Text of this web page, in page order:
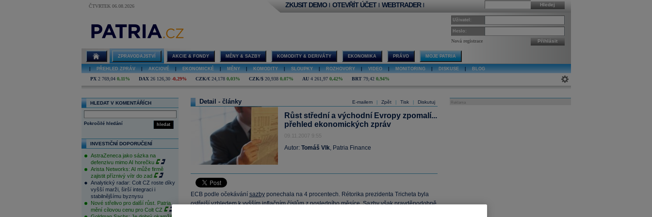
ČTVRTEK 06.08.2026 Hledej
ZKUSIT DEMO | OTEVŘÍT ÚČET | WEBTRADER |
Uživatel:
Heslo:
Nová registrace Přihlásit
ZPRAVODAJSTVÍ AKCIE & FONDY MĚNY & SAZBY KOMODITY & DERIVÁTY EKONOMIKA PRÁVO MOJE PATRIA
PŘEHLED ZPRÁV AKCIOVÉ EKONOMICKÉ MĚNY KOMODITY SLOUPKY ROZHOVORY VIDEO MONITORING DISKUSE BLOG
PX 2 769,04 0,11% DAX 26 126,30 -0,29% CZK/€ 24,178 0,03% CZK/$ 20,938 0,07% AU 4 261,97 0,42% BRT 79,42 0,94%
HLEDAT V KOMENTÁŘÍCH
hledat
Pokročilé hledání
INVESTIČNÍ DOPORUČENÍ
AstraZeneca jako sázka na
defenzivu mimo AI horečku
Arista Networks: AI může firmě
zajistit příznivý vítr do zad
Analytický radar: Colt CZ roste díky
vyšší marži, širší integraci i
stabilnějšímu byznysu
Nové střelivo pro další růst. Patria
mění cílovou cenu pro Colt CZ
E-mailem Zpět Tisk Diskutuj
Detail - články
Růst střední a východní Evropy zpomalí...
přehled ekonomických zpráv
09.11.2007 9:55
Autor: Tomáš Vlk, Patria Finance
ECB podle očekávání sazbyponechala na 4 procentech. Rétorika prezidenta Tricheta byla
ostřejší vzhledem k vyšším inflačním číslům z posledního měsíce.Sazbyvšak pravděpodobně
Reklama